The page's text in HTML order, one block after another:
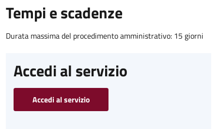
Tempi e scadenze
Durata massima del procedimento amministrativo: 15 giorni
Accedi al servizio
Accedi al servizio